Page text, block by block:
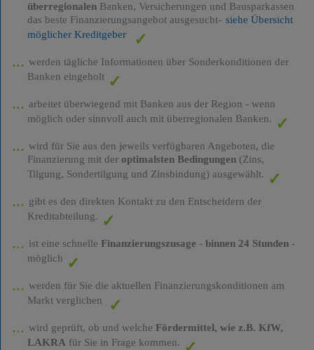
überregionalenBanken, Versicherungen und Bausparkassen
das beste Finanzierungsangebot ausgesucht- siehe Übersicht
möglicher Kreditgeber
werden tägliche Informationen über Sonderkonditionen der
Banken eingeholt
arbeitet überwiegend mit Banken aus der Region - wenn
möglich oder sinnvoll auch mit überregionalen Banken.
wird für Sie aus den jeweils verfügbaren Angeboten, die
Finanzierung mit der optimalsten Bedingungen(Zins,
Tilgung, Sondertilgung und Zinsbindung) ausgewählt.
gibt es den direkten Kontakt zu den Entscheidern der
Kreditabteilung.
ist eine schnelle Finanzierungszusage - binnen 24 Stunden-
möglich
werden für Sie die aktuellen Finanzierungskonditionen am
Markt verglichen
wird geprüft, ob und welche Fördermittel, wie z.B. KfW,
LAKRA für Sie in Frage kommen.